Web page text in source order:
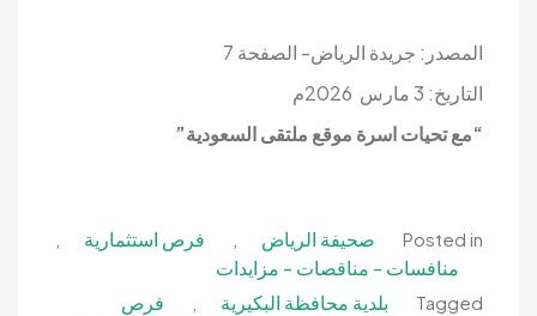
المصدر: جريدة الرياض- الصفحة 7
التاريخ: 3 مارس 2026م
“مع تحيات اسرة موقع ملتقى السعودية”
Posted in صحيفة الرياض فرص استثمارية
منافسات - مناقصات - مزايدات
Tagged بلدية محافظة البكيرية
فرص